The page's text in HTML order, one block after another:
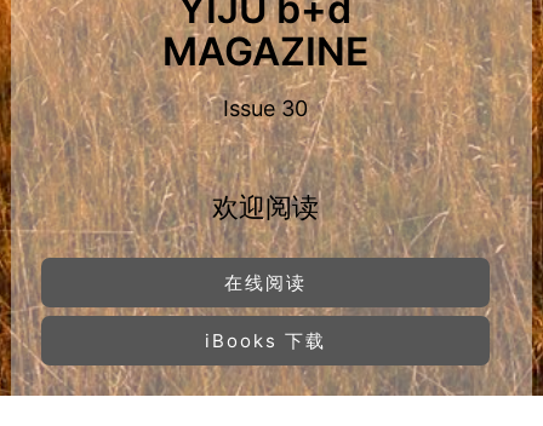
MAGAZINE
Issue 30
欢迎阅读
在线阅读
iBooks 下载